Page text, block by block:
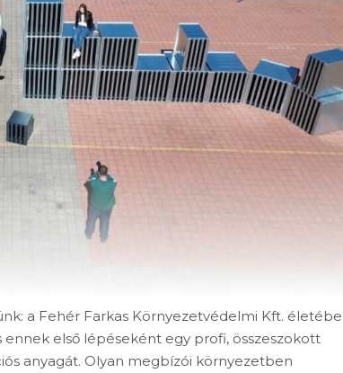
a Fehér Farkas Környezetvédelmi Kft.
első lépéseként egy profi, összeszokott
anyagát. Olyan megbízói környezetben